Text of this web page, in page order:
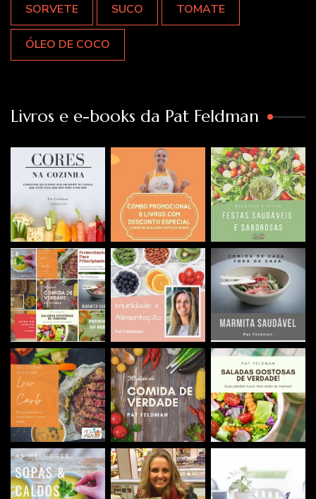
SORVETE SUCO TOMATE
ÓLEO DE COCO
Livros e e-books da Pat Feldman